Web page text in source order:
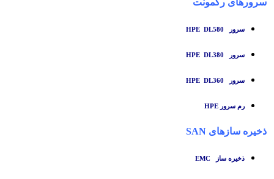
سرورهای رکمونت
سرور HPE DL580
سرور HPE DL380
سرور HPE DL360
رم سرور HPE
ذخیره سازهای SAN
ذخیره ساز